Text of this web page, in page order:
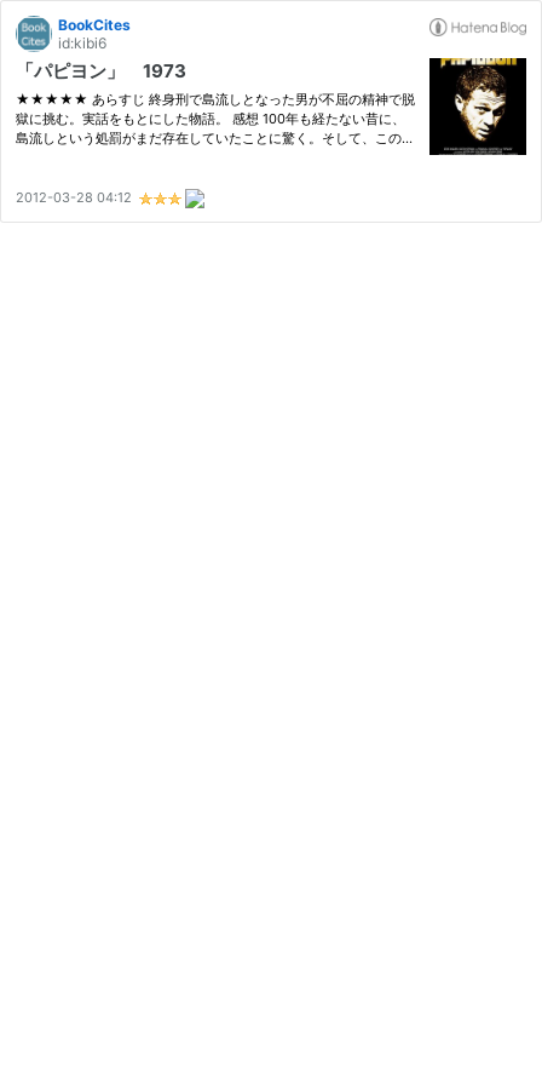
BookCites
id:kibi6
「パピヨン」 1973
★★★★★ あらすじ 終身刑で島流しとなった男が不屈の精神で脱
獄に挑む。実話をもとにした物語。 感想 100年も経たない昔に、
島流しという処罰がまだ存在していたことに驚く。そして、この話
特に、…
2012-03-28 04:12